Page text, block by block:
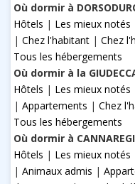
Où dormir à
Hôtels | Les mieux notés
| Chez l'habitant | Chez
Tous les hébergements
Où dormir à la
Hôtels | Les mieux notés
| Appartements | Chez
Tous les hébergements
Où dormir à
Hôtels | Les mieux notés
| Animaux admis |